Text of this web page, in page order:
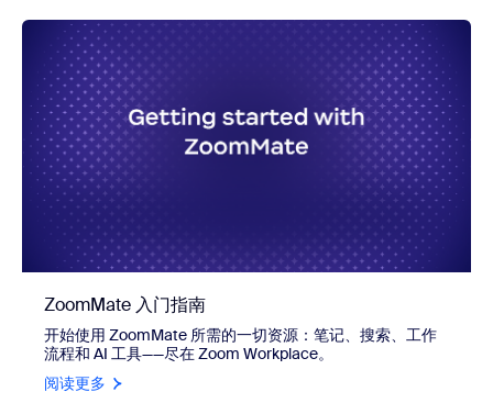
ZoomMate 入门指南
开始使用 ZoomMate 所需的一切资源：笔记、搜索、工作
流程和 AI 工具——尽在 Zoom Workplace。
阅读更多